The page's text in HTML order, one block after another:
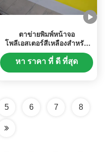
ตาข่ายพิมพ์หน้าจอ
โพลีเอสเตอร์สีเหลืองสำหรับ
การพิมพ์กระจกรถยนต์
หา ราคา ที่ ดี ที่สุด
5 6 7 8